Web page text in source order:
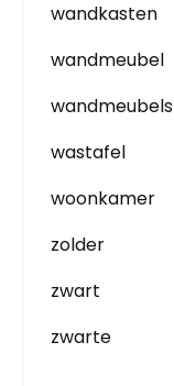
wandkasten
wandmeubel
wandmeubels
wastafel
woonkamer
zolder
zwart
zwarte